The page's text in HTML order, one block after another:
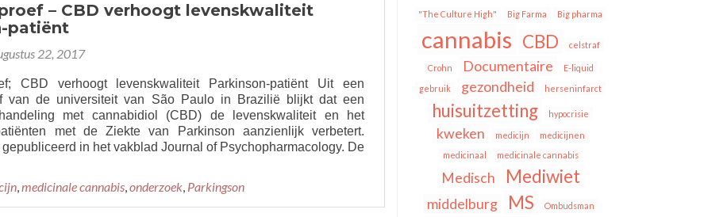
vermindert
risico
– CBD verhoogt levenskwaliteit
patiënt
22, 2017
CBD verhoogt levenskwaliteit Parkinson-patiënt Uit een
van de universiteit van São Paulo in Brazilië blijkt dat een
met cannabidiol (CBD) de levenskwaliteit en het
met de Ziekte van Parkinson aanzienlijk verbetert.
in het vakblad Journal of Psychopharmacology. De
,medicinale cannabis,onderzoek, Parkingson
"The Culture High" Big Farma Big pharma
cannabis CBD celstraf
Crohn Documentaire
E-liquid
gebruik
gezondheid herseninfarct
huisuitzetting hypocrisie
kweken medicijn
medicijnen
medicinaal
medicinale cannabis
Medisch Mediwiet
middelburg MS Ombudsman